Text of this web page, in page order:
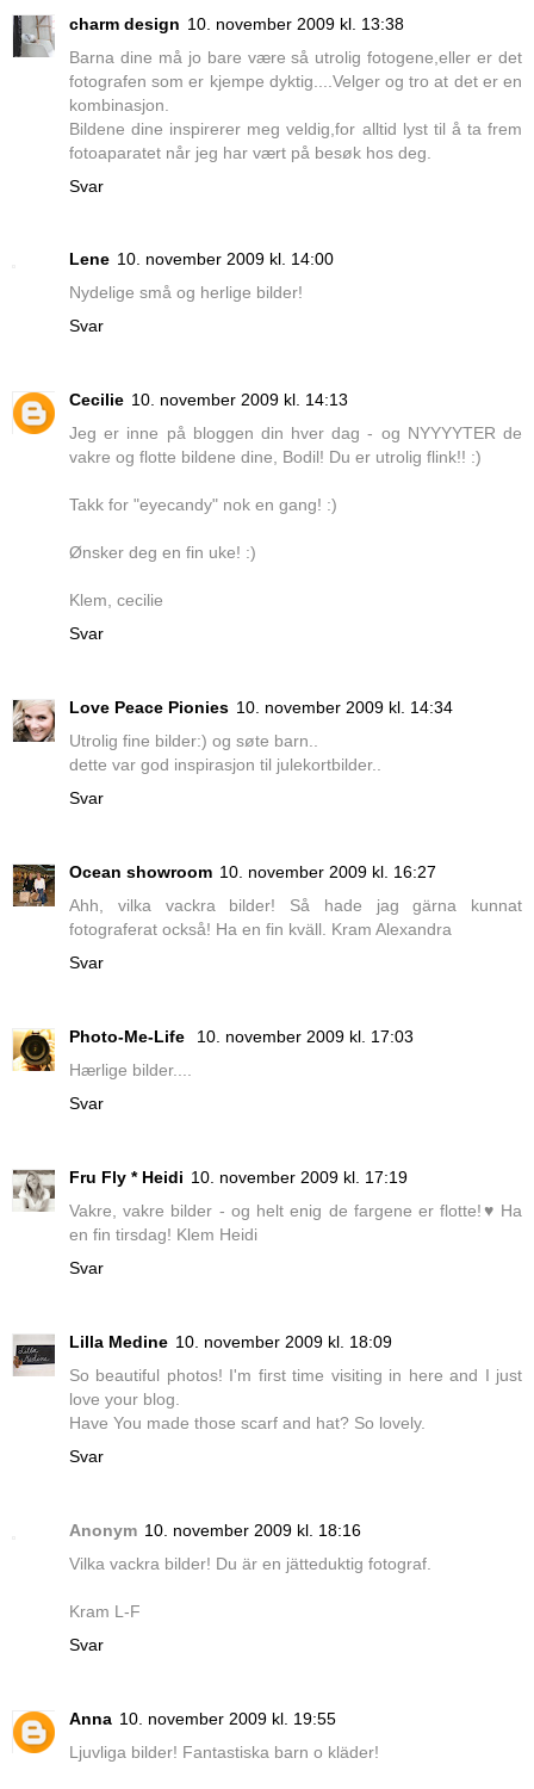
charm design 10. november 2009 kl. 13:38
Barna dine må jo bare være så utrolig fotogene,eller er det
fotografen som er kjempe dyktig....Velger og tro at det er en
kombinasjon.
Bildene dine inspirerer meg veldig,for alltid lyst til å ta frem
fotoaparatet når jeg har vært på besøk hos deg.
Svar
Lene 10. november 2009 kl. 14:00
Nydelige små og herlige bilder!
Svar
Cecilie 10. november 2009 kl. 14:13
Jeg er inne på bloggen din hver dag - og NYYYYTER de
vakre og flotte bildene dine, Bodil! Du er utrolig flink!! :)
Takk for "eyecandy" nok en gang! :)
Ønsker deg en fin uke! :)
Klem, cecilie
Svar
Love Peace Pionies 10. november 2009 kl. 14:34
Utrolig fine bilder:) og søte barn..
dette var god inspirasjon til julekortbilder..
Svar
Ocean showroom 10. november 2009 kl. 16:27
Ahh, vilka vackra bilder! Så hade jag gärna kunnat
fotograferat också! Ha en fin kväll. Kram Alexandra
Svar
Photo-Me-Life
10. november 2009 kl. 17:03
Hærlige bilder....
Svar
Fru Fly * Heidi 10. november 2009 kl. 17:19
Vakre, vakre bilder - og helt enig de fargene er flotte!♥ Ha
en fin tirsdag! Klem Heidi
Svar
Lilla Medine 10. november 2009 kl. 18:09
So beautiful photos! I'm first time visiting in here and I just
love your blog.
Have You made those scarf and hat? So lovely.
Svar
Anonym 10. november 2009 kl. 18:16
Vilka vackra bilder! Du är en jätteduktig fotograf.
Kram L-F
Svar
Anna 10. november 2009 kl. 19:55
Ljuvliga bilder! Fantastiska barn o kläder!